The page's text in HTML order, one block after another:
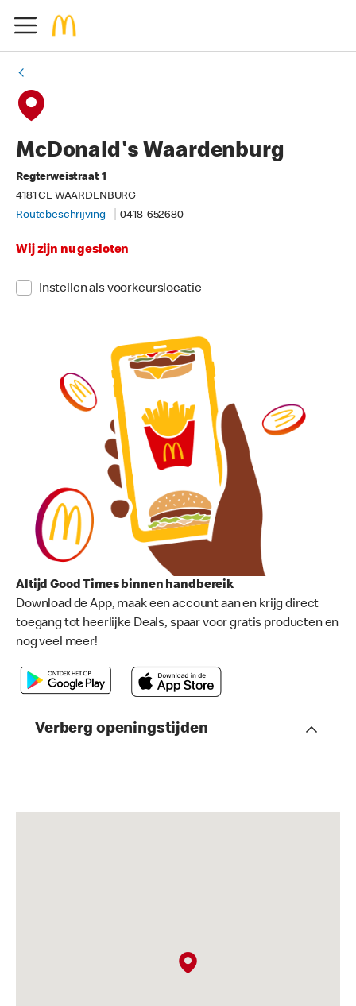
McDonald's Waardenburg
Regterweistraat 1
4181 CE WAARDENBURG
Routebeschrijving
0418-652680
Wij zijn nu gesloten
Instellen als voorkeurslocatie
Altijd Good Times binnen handbereik
Download de App, maak een account aan en krijg direct
toegang tot heerlijke Deals, spaar voor gratis producten en
nog veel meer!
Verberg openingstijden